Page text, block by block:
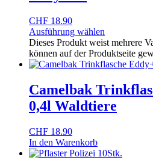
CHF 18.90
Ausführung wählen
Dieses Produkt weist mehrere
können auf der Produktseite
Camelbak
0,4l Waldtiere
CHF 18.90
In den Warenkorb